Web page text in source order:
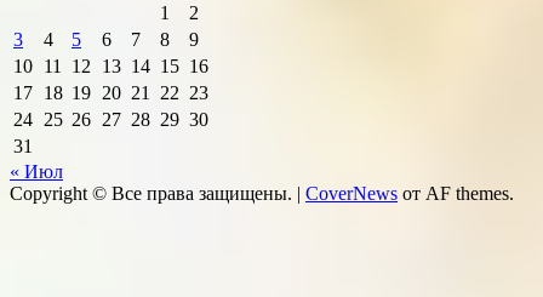
1
2
3
4 5 6 7 8
9
10 11 12 13 14 15 16
17 18 19 20 21 22 23
24 25 26 27 28 29 30
31
« Июл
Copyright © Все права защищены. | CoverNews от AF themes.